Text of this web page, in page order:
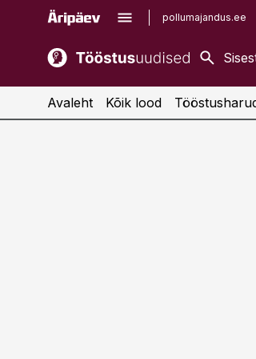
pollumajandus.ee
kaubandus.ee
kinnisvarauudised.ee
Avaleht Kõik lood